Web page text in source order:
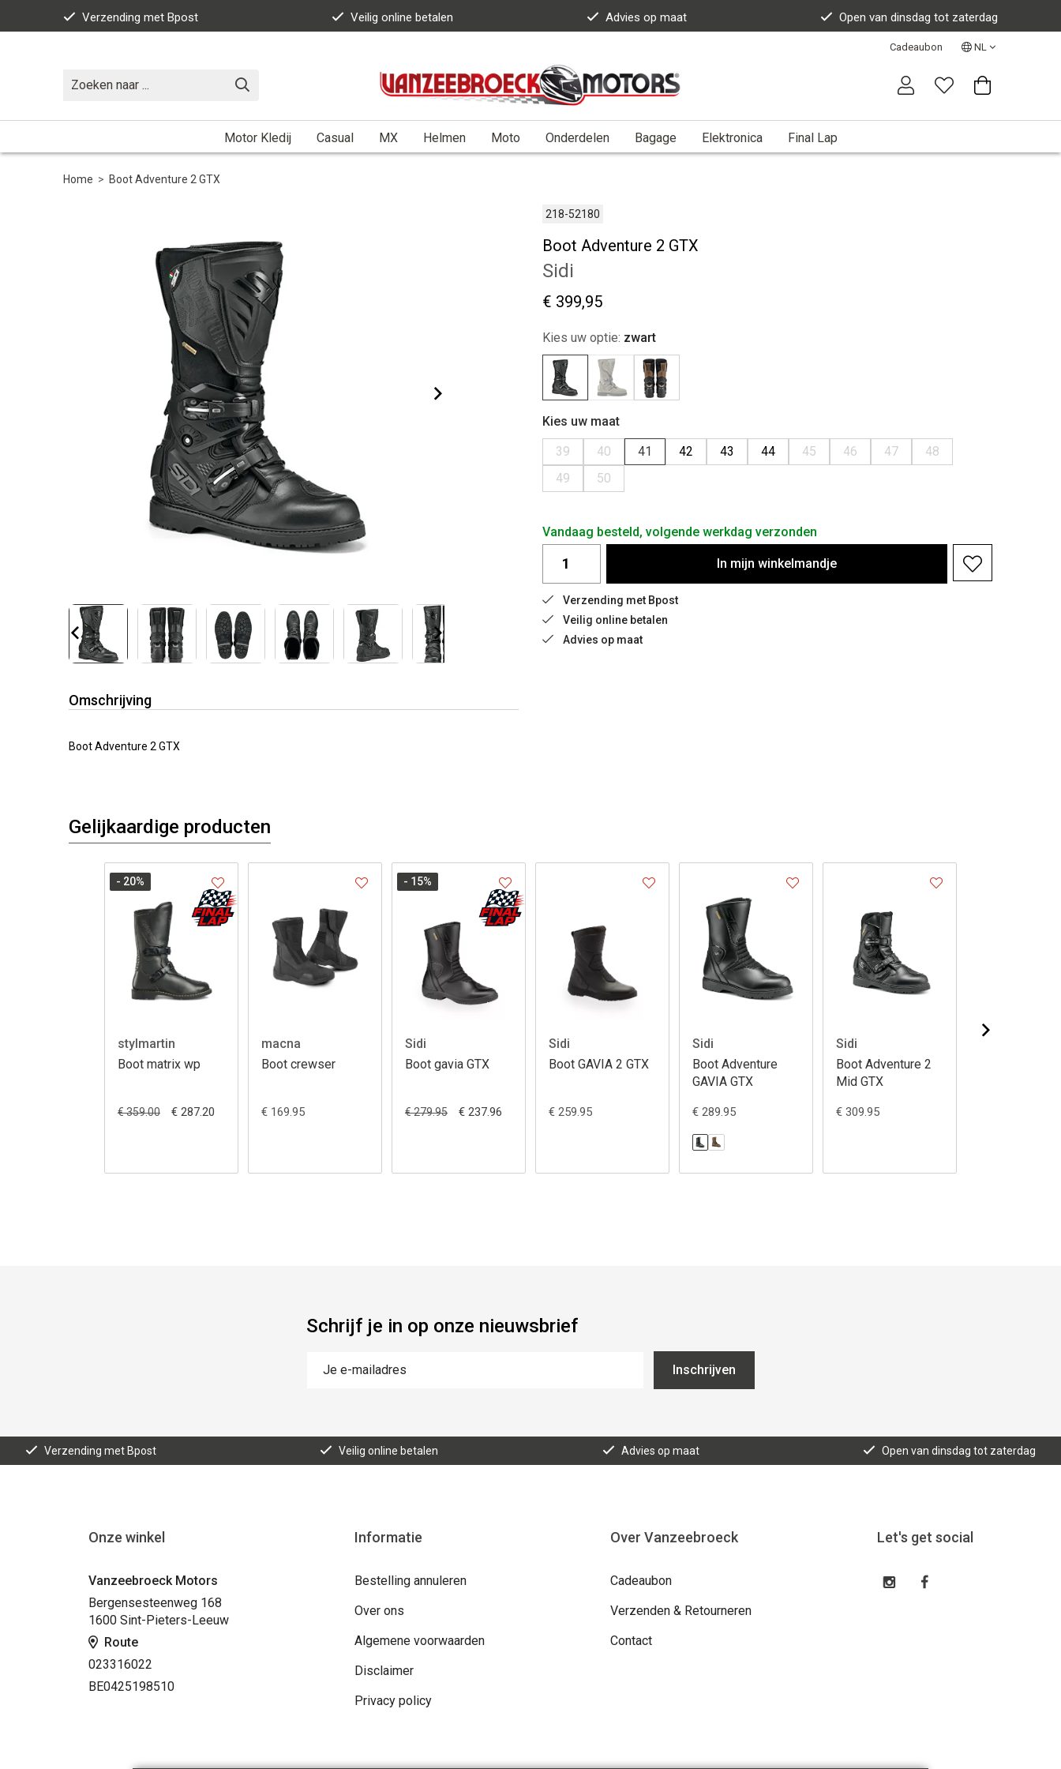
Verzending met Bpost Veilig online betalen Advies op maat Open van dinsdag tot zaterdag
Cadeaubon NL
Motor Kledij Casual MX Helmen Moto Onderdelen Bagage Elektronica Final Lap
Home > Boot Adventure 2 GTX
218-52180
Boot Adventure 2 GTX
Sidi
€ 399,95
Kies uw optie: zwart
Kies uw maat
39
40 41 42 43 44 45 46 47
48
49
50
Vandaag besteld, volgende werkdag verzonden
In mijn winkelmandje
Verzending met Bpost
Veilig online betalen
Advies op maat
Omschrijving
Boot Adventure 2 GTX
Gelijkaardige producten
stylmartin
Boot matrix wp
€ 359.00 € 287.20
- 20%
macna
Boot crewser
€ 169.95
Sidi
Boot gavia GTX
€ 279.95 € 237.96
- 15%
Sidi
Boot GAVIA 2 GTX
€ 259.95
Sidi
Boot Adventure
GAVIA GTX
€ 289.95
Sidi
Boot Adventure 2
Mid GTX
€ 309.95
Schrijf je in op onze nieuwsbrief
Inschrijven
Verzending met Bpost Veilig online betalen Advies op maat Open van dinsdag tot zaterdag
Onze winkel
Vanzeebroeck Motors
Bergensesteenweg 168
1600 Sint-Pieters-Leeuw
Route
023316022
BE0425198510
Informatie
Bestelling annuleren
Over ons
Algemene voorwaarden
Disclaimer
Privacy policy
Over Vanzeebroeck
Cadeaubon
Verzenden & Retourneren
Contact
Let's get social